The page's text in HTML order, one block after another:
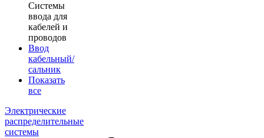
Системы
ввода для
кабелей и
проводов
Ввод
кабельный/
сальник
Показать
все
Электрические
распределительные
системы